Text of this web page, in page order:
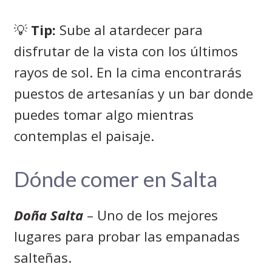
💡 Tip: Sube al atardecer para
disfrutar de la vista con los últimos
rayos de sol. En la cima encontrarás
puestos de artesanías y un bar donde
puedes tomar algo mientras
contemplas el paisaje.
Dónde comer en Salta
Doña Salta – Uno de los mejores
lugares para probar las empanadas
salteñas.